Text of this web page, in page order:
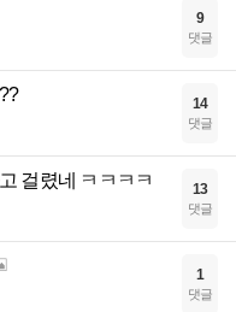
9
댓글
14
댓글
걸렸네 ㅋㅋㅋㅋ 13
댓글
1
댓글